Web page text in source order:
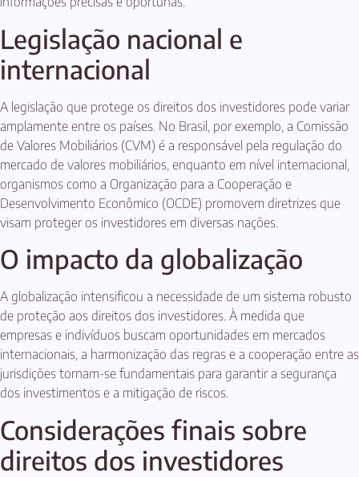
Legislação nacional e
internacional
A legislação que protege os direitos dos investidores pode variar
amplamente entre os países. No Brasil, por exemplo, a Comissão
de Valores Mobiliários (CVM) é a responsável pela regulação do
mercado de valores mobiliários, enquanto em nível internacional,
organismos como a Organização para a Cooperação e
Desenvolvimento Econômico (OCDE) promovem diretrizes que
visam proteger os investidores em diversas nações.
O impacto da globalização
A globalização intensificou a necessidade de um sistema robusto
de proteção aos direitos dos investidores. À medida que
empresas e indivíduos buscam oportunidades em mercados
internacionais, a harmonização das regras e a cooperação entre as
jurisdições tornam-se fundamentais para garantir a segurança
dos investimentos e a mitigação de riscos.
Considerações finais sobre
direitos dos investidores